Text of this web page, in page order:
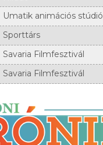
Umatik animációs stúdió
Sporttárs
Savaria Filmfesztivál
Savaria Filmfesztivál